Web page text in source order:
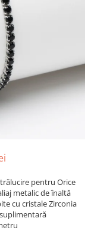
pentru Orice
metalic de înaltă
cu cristale Zirconia